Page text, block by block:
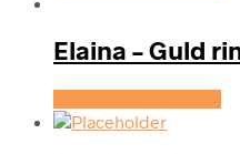
Elaina – Guld